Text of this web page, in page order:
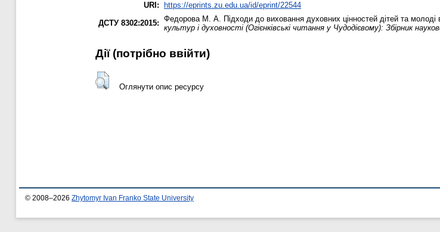
URI:
https://eprints.zu.edu.ua/id/eprint/22544
ДСТУ 8302:2015: Федорова М. А. Підходи до виховання духовних цінностей дітей та молоді
культур і духовності (Огієнківські читання у Чудодієвому): Збірник
Дії ​​(потрібно ввійти)
Оглянути опис ресурсу
© 2008–2026 Zhytomyr Ivan Franko State University